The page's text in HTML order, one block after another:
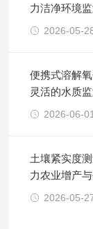
力洁净环境监
2026-05-
便携式溶解
灵活的水质
2026-06-01
土壤紧实度
力农业增产
2026-05-